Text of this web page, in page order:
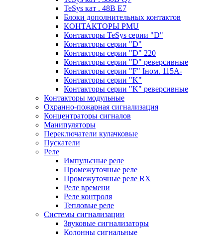
TeSys кат . 48В E7
Блоки дополнительных контактов
КОНТАКТОРЫ PMU
Контакторы TeSys серии "D"
Контакторы серии "D"
Контакторы серии "D" 220
Контакторы серии "D" реверсивные
Контакторы серии "F" Iном. 115А-
Контакторы серии "K"
Контакторы серии "K" реверсивные
Контакторы модульные
Охранно-пожарная сигнализация
Концентраторы сигналов
Манипуляторы
Переключатели кулачковые
Пускатели
Реле
Импульсные реле
Промежуточные реле
Промежуточные реле RX
Реле времени
Реле контроля
Тепловые реле
Системы сигнализации
Звуковые сигнализаторы
Колонны сигнальные